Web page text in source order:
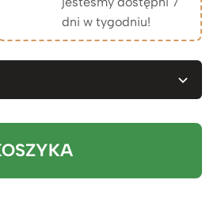
dni w tygodniu!